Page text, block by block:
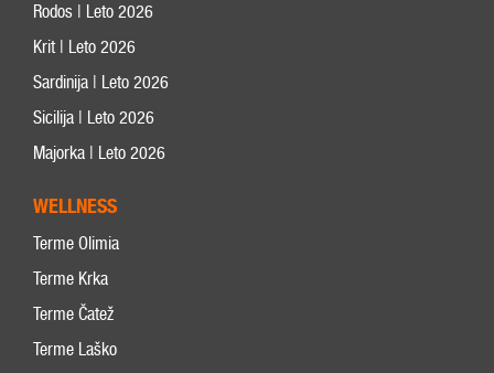
Rodos | Leto 2026
Krit | Leto 2026
Sardinija | Leto 2026
Sicilija | Leto 2026
Majorka | Leto 2026
WELLNESS
Terme Olimia
Terme Krka
Terme Čatež
Terme Laško